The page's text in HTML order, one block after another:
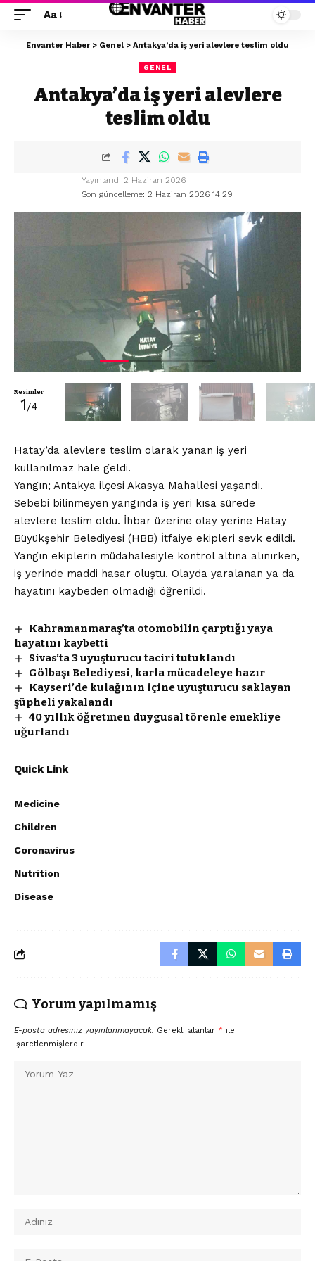
Aa
Envanter Haber > Genel > Antakya’da iş yeri alevlere teslim oldu
GENEL
Antakya’da iş yeri alevlere
teslim oldu
Son güncelleme: 2 Haziran 2026 14:29
Yayınlandı 2 Haziran 2026
Resimler
1/4
Hatay’da alevlere teslim olarak yanan iş yeri
kullanılmaz hale geldi.
Yangın; Antakya ilçesi Akasya Mahallesi yaşandı.
Sebebi bilinmeyen yangında iş yeri kısa sürede
alevlere teslim oldu. İhbar üzerine olay yerine Hatay
Büyükşehir Belediyesi (HBB) İtfaiye ekipleri sevk edildi.
Yangın ekiplerin müdahalesiyle kontrol altına alınırken,
iş yerinde maddi hasar oluştu. Olayda yaralanan ya da
hayatını kaybeden olmadığı öğrenildi.
Kahramanmaraş’ta otomobilin çarptığı yaya
hayatını kaybetti
Sivas’ta 3 uyuşturucu taciri tutuklandı
Gölbaşı Belediyesi, karla mücadeleye hazır
Kayseri’de kulağının içine uyuşturucu saklayan
şüpheli yakalandı
40 yıllık öğretmen duygusal törenle emekliye
uğurlandı
Quick Link
Medicine
Children
Coronavirus
Nutrition
Disease
Yorum yapılmamış
E-posta adresiniz yayınlanmayacak. Gerekli alanlar * ile
işaretlenmişlerdir